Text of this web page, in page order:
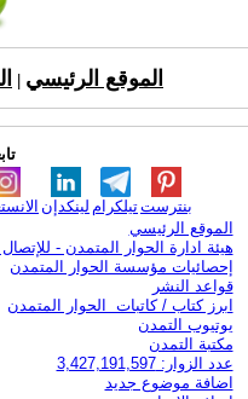
الموقع الرئيسي
لينكدإن تيلكرامبنترست
الموقع الرئيسي
هيئة ادارة الحوار المتمدن - للإتصال
إحصائيات مؤسسة الحوار المتمدن
قواعد النشر
ابرز كتاب / كاتبات الحوار المتمدن
يوتيوب التمدن
مكتبة التمدن
عدد الزوار: 3,427,191,597
اضافة موضوع جديد